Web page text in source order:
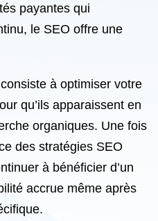
payantes qui
le SEO offre une
à optimiser votre
qu’ils apparaissent en
organiques. Une fois
des stratégies SEO
à bénéficier d’un
accrue même après